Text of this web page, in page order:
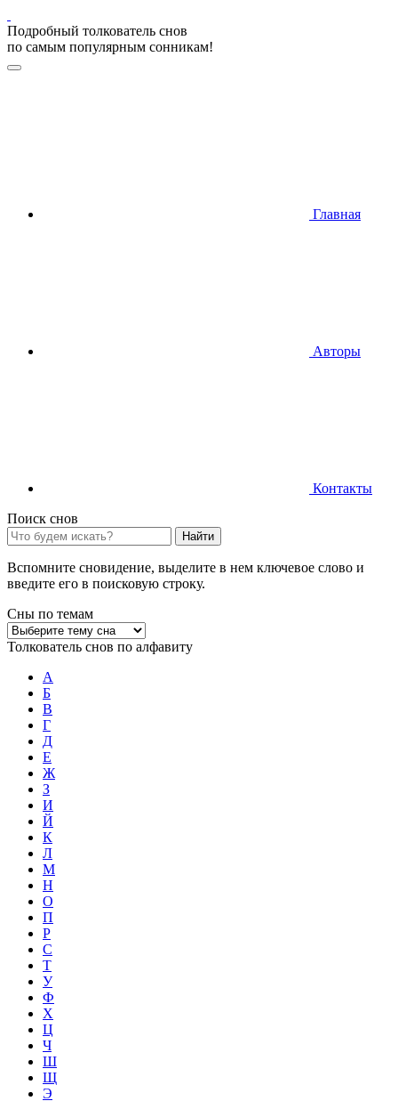
Подробный толкователь снов
по самым популярным сонникам!
Главная
Авторы
Контакты
Поиск снов
Найти
Вспомните сновидение, выделите в нем ключевое слово и
введите его в поисковую строку.
Сны по темам
Толкователь снов по алфавиту
А
Б
В
Г
Д
Е
Ж
З
И
Й
К
Л
М
Н
О
П
Р
С
Т
У
Ф
Х
Ц
Ч
Ш
Щ
Э